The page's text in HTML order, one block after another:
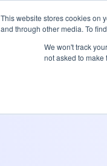
This website stores cookies on
and through other media. To
We won't track
not asked to make